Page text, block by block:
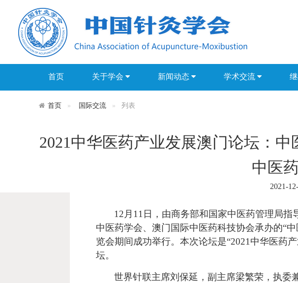
首页 关于学会 新闻动态 学术交流
首页 国际交流 列表
2021中华医药产业发展澳门论坛：
中医
2021-
12 月11日，由商务部和国家中医药管理局
中医药学会、澳门国际中医药科技协会承办的“
览会期间成功举行。本次论坛是“2021中华医药
坛。
世界针联主席刘保延，副主席梁繁荣，执委